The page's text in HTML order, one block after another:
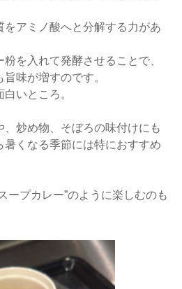
アミノ酸へと分解する力があ
を入れて発酵させることで、
味が増すのです。
いところ。
、炒め物、そぼろの味付けにも
暑くなる季節には特におすすめ
ープカレー”のように楽しむのも